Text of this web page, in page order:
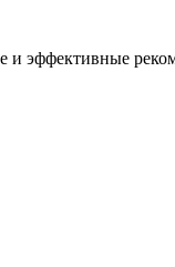
и эффективные